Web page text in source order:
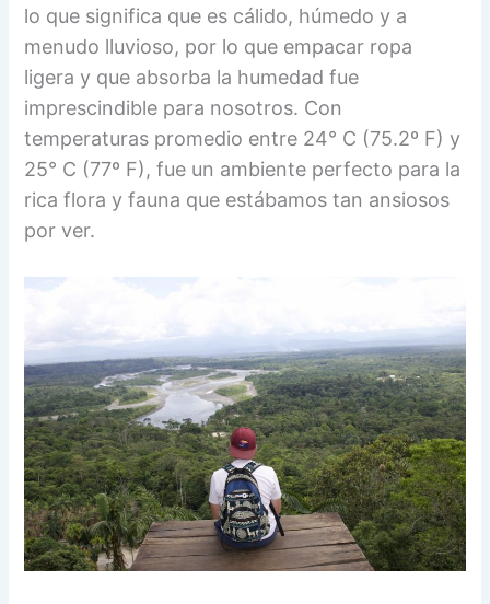
lo que significa que es cálido, húmedo y a
menudo lluvioso, por lo que empacar ropa
ligera y que absorba la humedad fue
imprescindible para nosotros. Con
temperaturas promedio entre 24° C (75.2º F) y
25° C (77º F), fue un ambiente perfecto para la
rica flora y fauna que estábamos tan ansiosos
por ver.